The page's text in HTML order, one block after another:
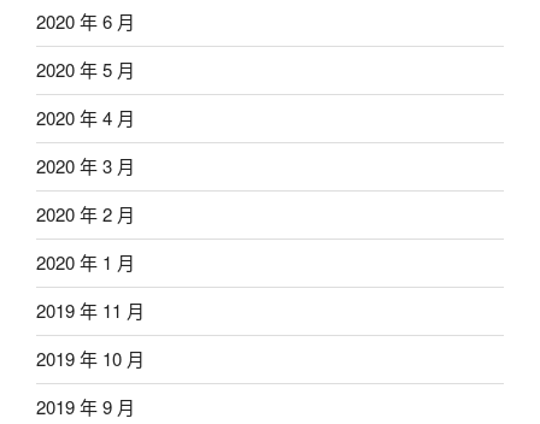
2020 年 6 月
2020 年 5 月
2020 年 4 月
2020 年 3 月
2020 年 2 月
2020 年 1 月
2019 年 11 月
2019 年 10 月
2019 年 9 月